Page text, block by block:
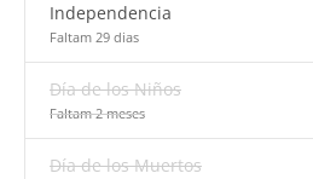
Independencia
Faltam 29 dias
Día de los Niños
Faltam 2 meses
Día de los Muertos